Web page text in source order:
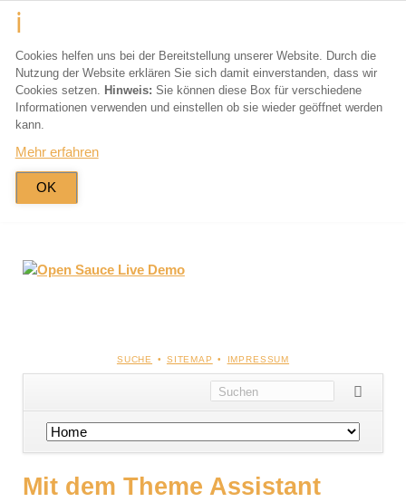
Cookies helfen uns bei der Bereitstellung unserer Website. Durch die
Nutzung der Website erklären Sie sich damit einverstanden, dass wir
Cookies setzen. Hinweis: Sie können diese Box für verschiedene
Informationen verwenden und einstellen ob sie wieder geöffnet werden
kann.
Mehr erfahren
OK
NAVIGATION
ÜBERSPRINGEN
SUCHE SITEMAP IMPRESSUM
Navigation
überspringen
Mit dem Theme Assistant